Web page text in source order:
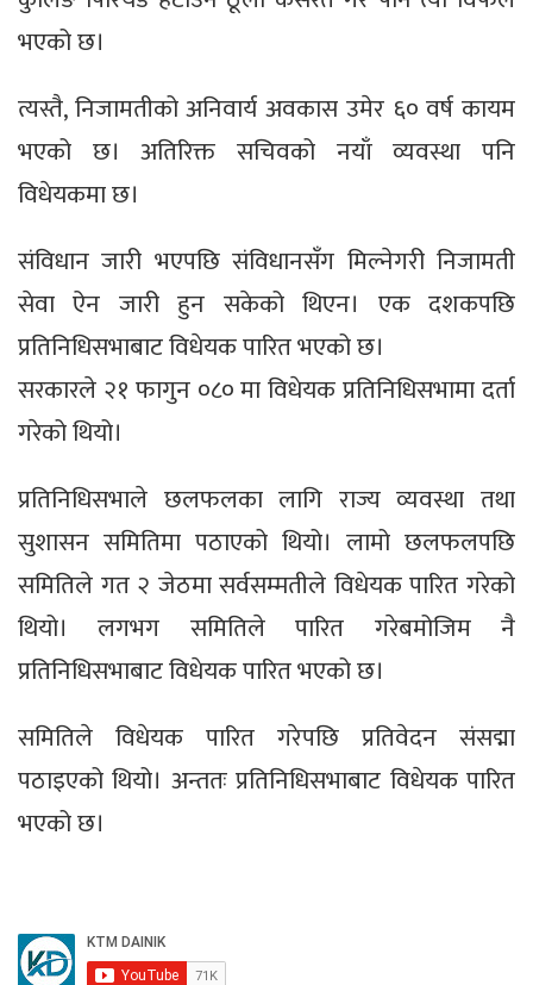
भएको छ।
त्यस्तै, निजामतीको अनिवार्य अवकास उमेर ६० वर्ष कायम
भएको छ। अतिरिक्त सचिवको नयाँ व्यवस्था पनि
विधेयकमा छ।
संविधान जारी भएपछि संविधानसँग मिल्नेगरी निजामती
सेवा ऐन जारी हुन सकेको थिएन। एक दशकपछि
प्रतिनिधिसभाबाट विधेयक पारित भएको छ।
सरकारले २१ फागुन ०८० मा विधेयक प्रतिनिधिसभामा दर्ता
गरेको थियो।
प्रतिनिधिसभाले छलफलका लागि राज्य व्यवस्था तथा
सुशासन समितिमा पठाएको थियो। लामो छलफलपछि
समितिले गत २ जेठमा सर्वसम्मतीले विधेयक पारित गरेको
थियो। लगभग समितिले पारित गरेबमोजिम नै
प्रतिनिधिसभाबाट विधेयक पारित भएको छ।
समितिले विधेयक पारित गरेपछि प्रतिवेदन संसद्मा
पठाइएको थियो। अन्ततः प्रतिनिधिसभाबाट विधेयक पारित
भएको छ।